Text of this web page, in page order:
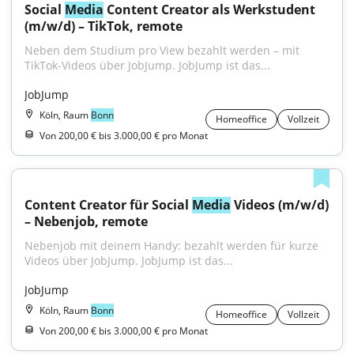
Social Media Content Creator als Werkstudent
(m/w/d) – TikTok, remote
Neben dem Studium pro View bezahlt werden – mit
TikTok-Videos über JobJump. JobJump ist das...
JobJump
Köln, Raum Bonn Homeoffice
Vollzeit
Von 200,00 € bis 3.000,00 € pro Monat
Content Creator für Social Media Videos (m/w/d)
– Nebenjob, remote
Nebenjob mit deinem Handy: bezahlt werden für kurze
Videos über JobJump. JobJump ist das...
JobJump
Köln, Raum Bonn Homeoffice
Vollzeit
Von 200,00 € bis 3.000,00 € pro Monat